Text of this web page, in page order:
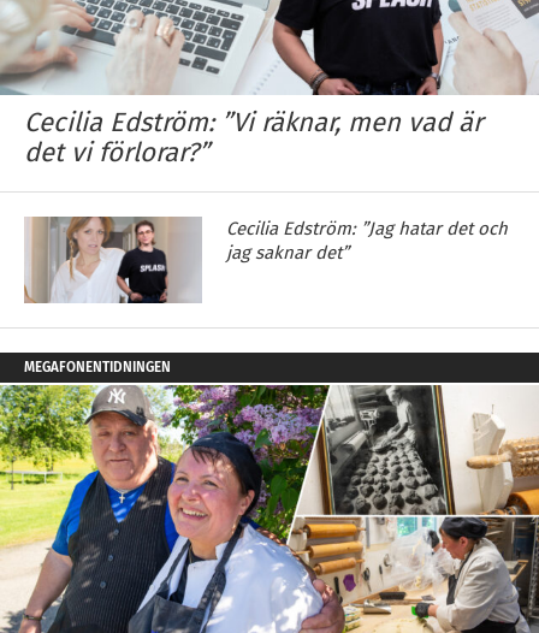
Cecilia Edström: ”Vi räknar, men vad är
det vi förlorar?”
Cecilia Edström: ”Jag hatar det och
jag saknar det”
MEGAFONENTIDNINGEN